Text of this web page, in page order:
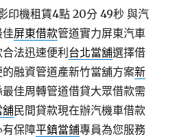
印機租賃4點 20分 49秒 與汽
屏東借款管道實力屏東汽車
法迅速便利 台北當舖選擇借
融資管道產新竹當舖方案新
佳周轉管道借貸大眾借款需
舖民間貸款現在辦汽機車借款
有保障平鎮當鋪專員為您服務